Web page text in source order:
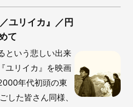
ユリイカ』／円
て
という悲しい出来
ユリイカ』を映画
年代初頭の東
した皆さん同様、